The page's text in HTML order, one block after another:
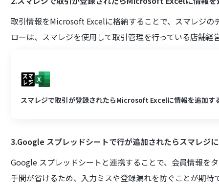
取引情報をMicrosoft Excelに格納することで、スマレジ
ローは、スマレジを使用して取引管理を行っている店舗経
スマレジで取引が登録されたらMicrosoft Excelに情報を追加す
3.Google スプレッドシートで行が追加されたらスマレジ
Google スプレッドシートと連携することで、会員情報を
手間が省けるため、入力ミスや登録漏れを防ぐことが期